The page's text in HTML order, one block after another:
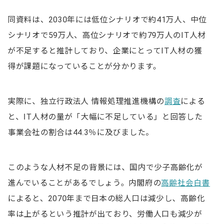
同資料は、2030年には低位シナリオで約41万人、中位
シナリオで59万人、高位シナリオで約79万人のIT人材
が不足すると推計しており、企業にとってIT人材の獲
得が課題になっていることが分かります。
実際に、独立行政法人 情報処理推進機構の調査による
と、IT人材の量が「大幅に不足している」と回答した
事業会社の割合は44.3％に及びました。
このような人材不足の背景には、国内で少子高齢化が
進んでいることがあるでしょう。内閣府の高齢社会白書
によると、2070年まで日本の総人口は減少し、高齢化
率は上がるという推計が出ており、労働人口も減少が